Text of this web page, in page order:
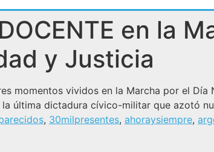
en la
y Justicia
momentos vividos en la Marcha por el
última dictadura cívico-militar que azotó
, 30milpresentes, ahoraysiempre,